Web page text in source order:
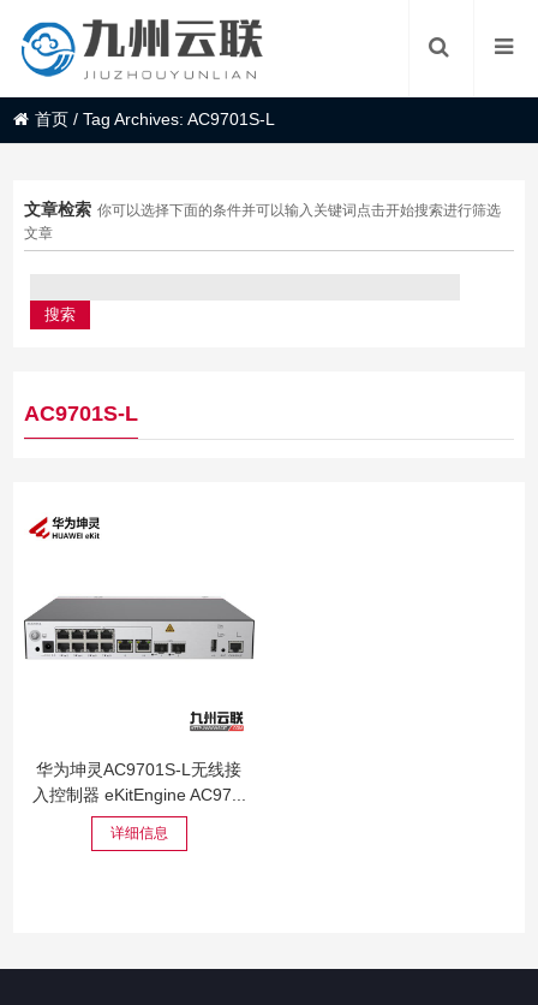
首页 /Tag Archives: AC9701S-L
文章检索 你可以选择下面的条件并可以输入关键词点击开始搜索进行筛选
文章
AC9701S-L
华为坤灵AC9701S-L无线接
入控制器 eKitEngine AC97...
详细信息